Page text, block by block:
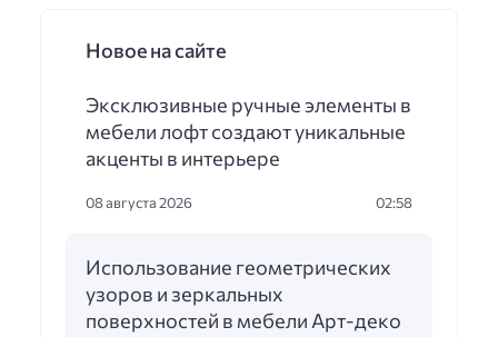
Новое на сайте
Эксклюзивные ручные элементы в
мебели лофт создают уникальные
акценты в интерьере
08 августа 2026 02:58
Использование геометрических
узоров и зеркальных
поверхностей в мебели Арт-деко